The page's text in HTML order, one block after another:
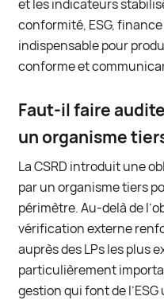
et les indicateurs
conformité, ESG,
indispensable pour
conforme et
Faut-il faire
un organisme
La CSRD introduit une
par un organisme tiers
périmètre. Au-delà de
vérification externe
auprès des LPs les plus
particulièrement
gestion qui font de